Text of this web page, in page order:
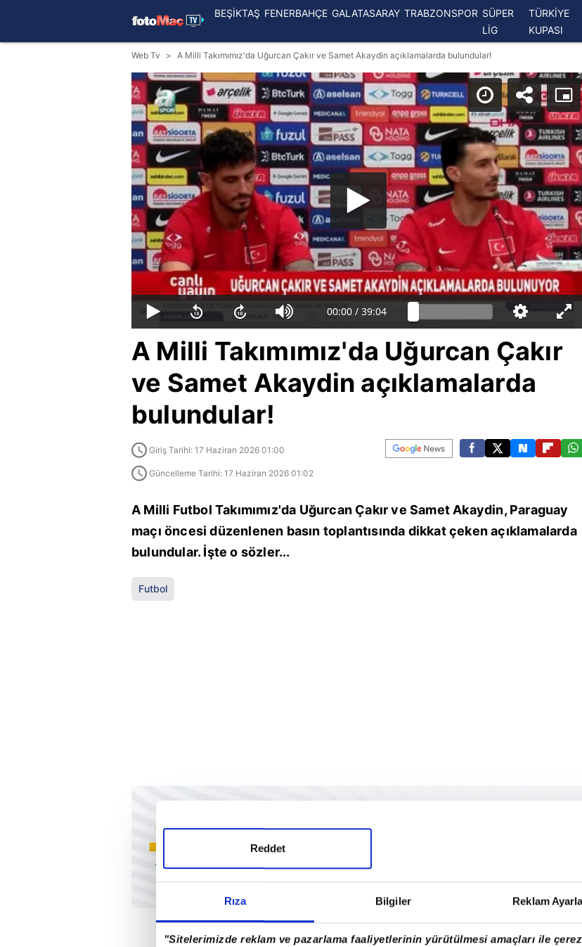
Rıza Bilgiler Reklam
"Sitelerimizde reklam ve pazarlama faaliyetlerinin yürütülmesi amaçları ile
Reddet
BEŞİKTAŞ FENERBAHÇE GALATASARAY TRABZONSPOR SÜPER
LİG
TÜRKİYE
KUPASI
Web Tv A Milli Takımımız'da Uğurcan Çakır ve Samet Akaydin açıklamalarda bulundular!
00:00 / 39:04
A Milli Takımımız'da Uğurcan Çakır
ve Samet Akaydin açıklamalarda
bulundular!
Giriş Tarihi: 17 Haziran 2026 01:00
Güncelleme Tarihi: 17 Haziran 2026 01:02
A Milli Futbol Takımımız'da Uğurcan Çakır ve Samet Akaydin, Paraguay
maçı öncesi düzenlenen basın toplantısında dikkat çeken açıklamalarda
bulundular. İşte o sözler...
Futbol